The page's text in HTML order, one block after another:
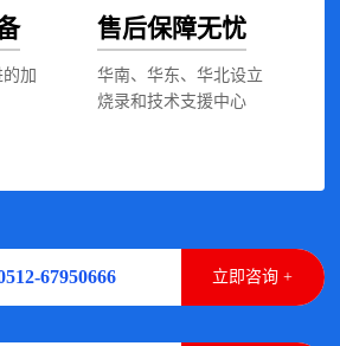
加
售后保障无忧
华南、华东、华北设立
烧录和技术支援中心
67950666 立即咨询 +